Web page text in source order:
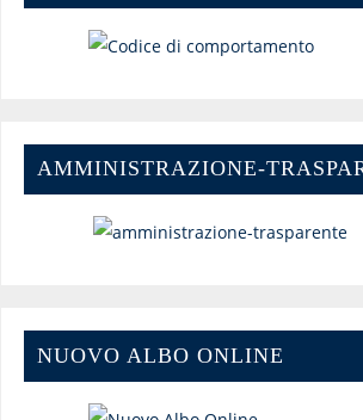
AMMINISTRAZIONE-
NUOVO ALBO ONLINE